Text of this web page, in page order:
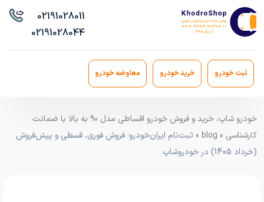
02191028011
02191028044
ثبت خودرو خرید خودرو معاوضه خودرو
خودرو شاپ، خرید و فروش خودرو اقساطی مدل ۹۰ به بالا با ضمانت
کارشناسی »
blog » ثبت‌نام ایران‌خودرو؛ فروش فوری، قسطی و پیش‌فروش
(خرداد 1405) در خودروشاپ